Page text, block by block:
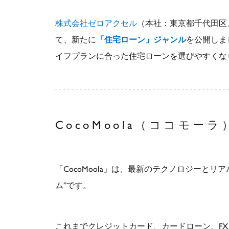
株式会社ゼロアクセル（本社：東京都千代田
て、新たに 「住宅ローン」ジャンルを公開し
イフプランに合った住宅ローンを選びやすく
CocoMoola（ココモーラ
「CocoMoola」は、最新のテクノロジーとリ
ム”です。
これまでクレジットカード、カードローン、